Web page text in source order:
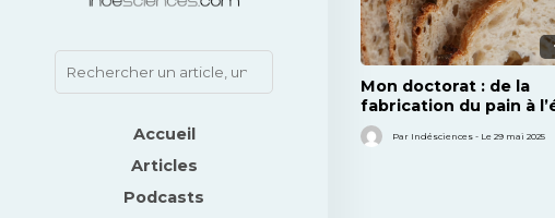
Accueil
Articles
Podcasts
Mon doctorat : de la
fabrication du pain à
des microbes
Par Indésciences - Le 29 mai 2025